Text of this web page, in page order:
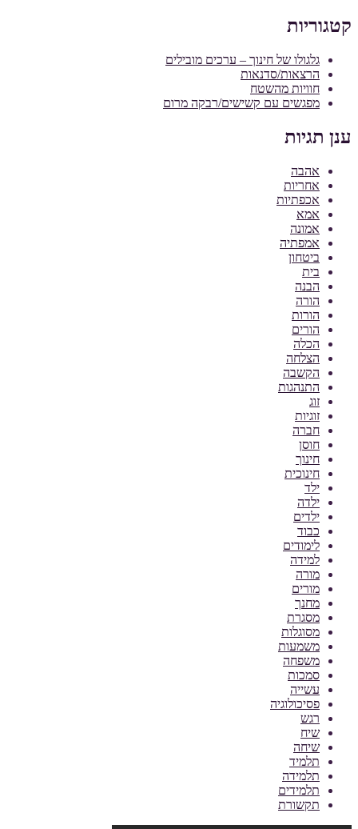
קטגוריות
גלגולו של חינוך – ערכים מובילים
הרצאות/סדנאות
חוויות מהשטח
מפגשים עם קשישים/רבקה מרום
ענן תגיות
אהבה
אחריות
אכפתיות
אמא
אמונה
אמפתיה
ביטחון
בית
הבנה
הורה
הורות
הורים
הכלה
הצלחה
הקשבה
התנהגות
זוג
זוגיות
חברה
חוסן
חינוך
חינוכית
ילד
ילדה
ילדים
כבוד
לימודים
למידה
מורה
מורים
מחנך
מסגרת
מסוגלות
משמעות
משפחה
סמכות
עשייה
פסיכולוגיה
רגש
שיח
שיחה
תלמיד
תלמידה
תלמידים
תקשורת